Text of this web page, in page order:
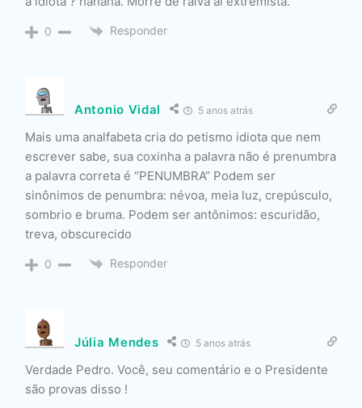
0 Responder
Antonio Vidal 5 anos atrás
Mais uma analfabeta cria do petismo idiota que nem
escrever sabe, sua coxinha a palavra não é prenumbra
a palavra correta é “PENUMBRA” Podem ser
sinônimos de penumbra: névoa, meia luz, crepúsculo,
sombrio e bruma. Podem ser antônimos: escuridão,
treva, obscurecido
0 Responder
Júlia Mendes 5 anos atrás
Verdade Pedro. Você, seu comentário e o Presidente
são provas disso !